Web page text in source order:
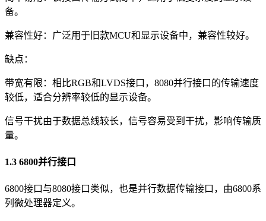
备。
兼容性好：广泛用于旧款MCU和显示设备中，兼容性较好。
缺点：
带宽有限：相比RGB和LVDS接口，8080并行接口的传输速度
较低，适合分辨率较低的显示设备。
信号干扰由于数据总线较长，信号容易受到干扰，影响传输质
量。
1.3 6800并行接口
6800接口与8080接口类似，也是并行数据传输接口，由6800系
列微处理器定义。